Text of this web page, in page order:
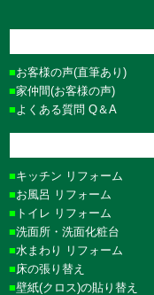
お客様の声(直筆あり)
家仲間(お客様の声)
よくある質問 Q＆A
キッチン リフォーム
お風呂 リフォーム
トイレ リフォーム
洗面所・洗面化粧台
水まわり リフォーム
床の張り替え
壁紙(クロス)の貼り替え